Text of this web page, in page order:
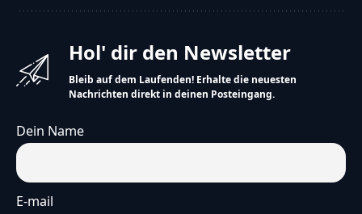
Hol' dir den Newsletter
Bleib auf dem Laufenden! Erhalte die neuesten
Nachrichten direkt in deinen Posteingang.
Dein Name
E-mail